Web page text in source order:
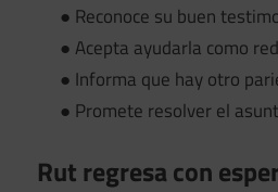
● Reconoce su buen
● Acepta ayudarla como
● Informa que hay otro
● Promete resolver el
Rut regresa con